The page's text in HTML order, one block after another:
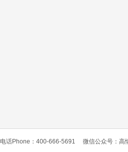
电话Phone：400-666-5691 微信公众号：高